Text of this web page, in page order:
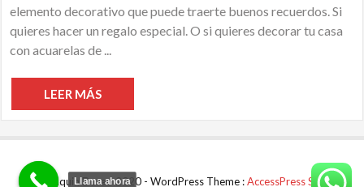
elemento decorativo que puede traerte buenos recuerdos. Si
quieres hacer un regalo especial. O si quieres decorar tu casa
con acuarelas de ...
LEER MÁS
© Joaquin Dorao 2020 - WordPress Theme :AccessPress Store
Llama ahora